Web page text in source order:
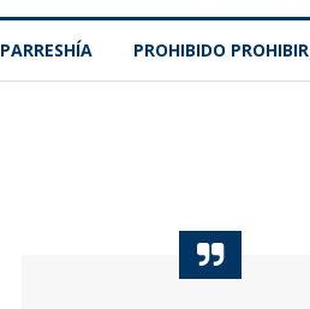
PARRESHÍA PROHIBIDO PROHIBIR